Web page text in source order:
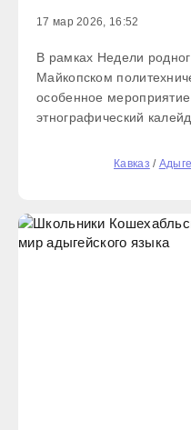
17 мар 2026, 16:52
В рамках Недели
Майкопском
особенное
этнографический
передавались из
Кавказ /